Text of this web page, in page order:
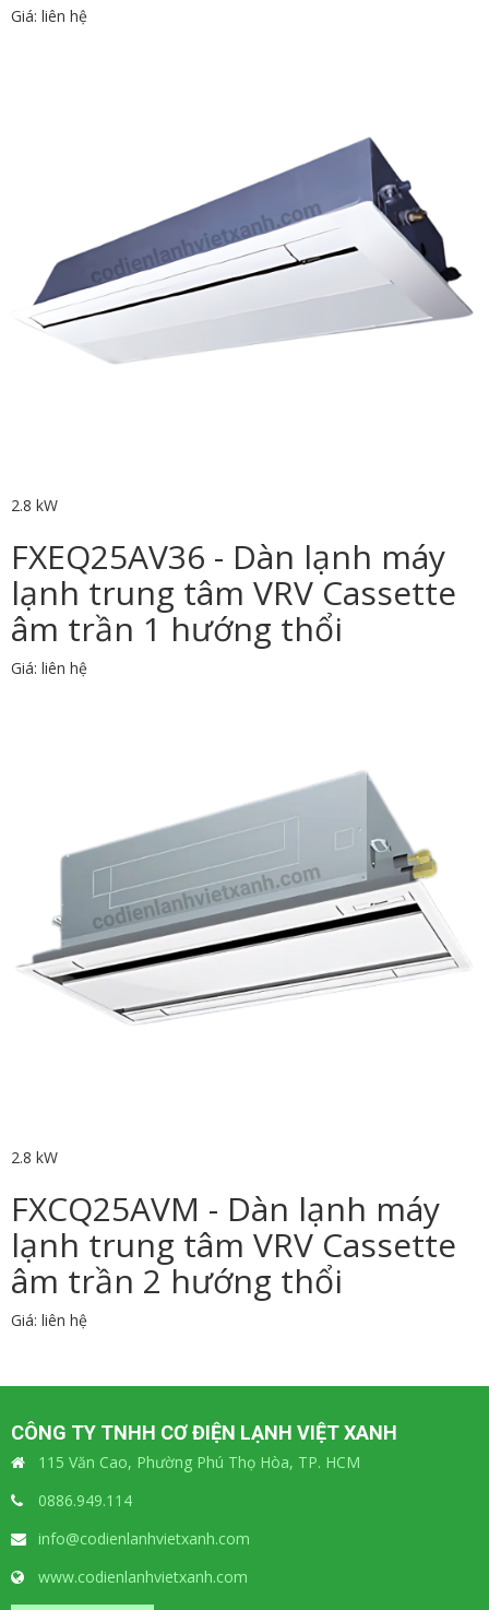
Giá: liên hệ
2.8 kW
FXEQ25AV36 - Dàn lạnh máy
lạnh trung tâm VRV Cassette
âm trần 1 hướng thổi
Giá: liên hệ
2.8 kW
FXCQ25AVM - Dàn lạnh máy
lạnh trung tâm VRV Cassette
âm trần 2 hướng thổi
Giá: liên hệ
CÔNG TY TNHH CƠ ĐIỆN LẠNH VIỆT XANH
115 Văn Cao, Phường Phú Thọ Hòa, TP. HCM
0886.949.114
info@codienlanhvietxanh.com
www.codienlanhvietxanh.com